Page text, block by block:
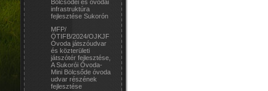
Bölcsődei és óvodai
infrastruktúra
fejlesztése Sukorón
MFP/
ÖTIFB/2024/OJKJF
Óvoda játszóudvar
és közterületi
játszótér fejlesztése,
A Sukorói Óvoda-
Mini Bölcsőde óvoda
udvar részének
fejlesztése